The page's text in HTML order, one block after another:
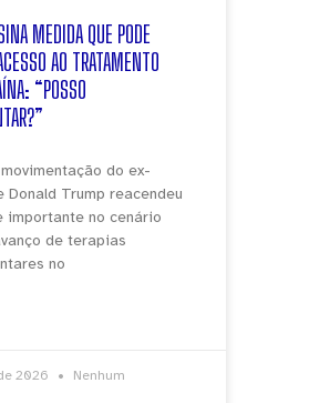
MEDIDA QUE PODE
AO TRATAMENTO
“POSSO
do ex-
Donald Trump reacendeu
importante no cenário
de terapias
no
2026
Nenhum